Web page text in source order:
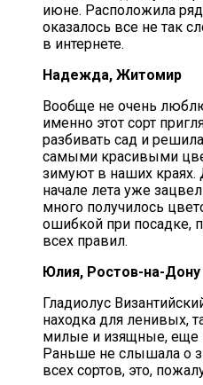
июне. Расположила
оказалось все не так
в интернете.
Надежда, Житомир
Вообще не очень
именно этот сорт
разбивать сад и
самыми красивыми
зимуют в наших краях.
начале лета уже
много получилось
ошибкой при посадке,
всех правил.
Юлия, Ростов-на-Дону
Гладиолус
находка для ленивых,
милые и изящные, еще
Раньше не слышала о
всех сортов, это,